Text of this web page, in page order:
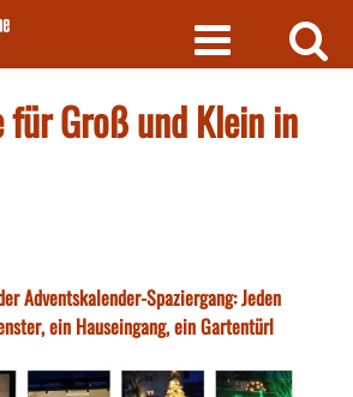
für Groß und Klein in
Adventskalender-Spaziergang: Jeden
ein Hauseingang, ein Gartentürl